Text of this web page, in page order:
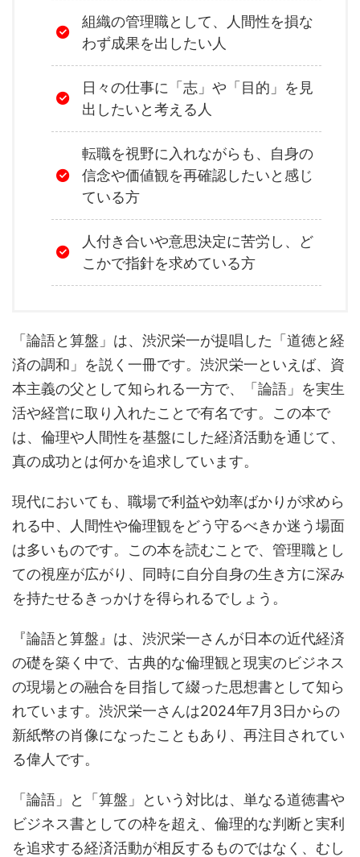
組織の管理職として、人間性を損な
わず成果を出したい人
日々の仕事に「志」や「目的」を見
出したいと考える人
転職を視野に入れながらも、自身の
信念や価値観を再確認したいと感じ
ている方
人付き合いや意思決定に苦労し、ど
こかで指針を求めている方
「論語と算盤」は、渋沢栄一が提唱した「道徳と経
済の調和」を説く一冊です。渋沢栄一といえば、資
本主義の父として知られる一方で、「論語」を実生
活や経営に取り入れたことで有名です。この本で
は、倫理や人間性を基盤にした経済活動を通じて、
真の成功とは何かを追求しています。
現代においても、職場で利益や効率ばかりが求めら
れる中、人間性や倫理観をどう守るべきか迷う場面
は多いものです。この本を読むことで、管理職とし
ての視座が広がり、同時に自分自身の生き方に深み
を持たせるきっかけを得られるでしょう。
『論語と算盤』は、渋沢栄一さんが日本の近代経済
の礎を築く中で、古典的な倫理観と現実のビジネス
の現場との融合を目指して綴った思想書として知ら
れています。渋沢栄一さんは2024年7月3日からの
新紙幣の肖像になったこともあり、再注目されてい
る偉人です。
「論語」と「算盤」という対比は、単なる道徳書や
ビジネス書としての枠を超え、倫理的な判断と実利
を追求する経済活動が相反するものではなく、むし